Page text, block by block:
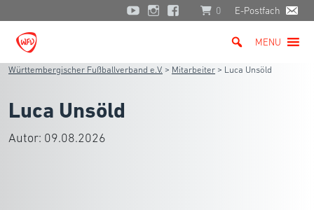
0 E-Postfach
MENU
Württembergischer Fußballverband e.V. > Mitarbeiter > Luca Unsöld
Luca Unsöld
Autor: 09.08.2026